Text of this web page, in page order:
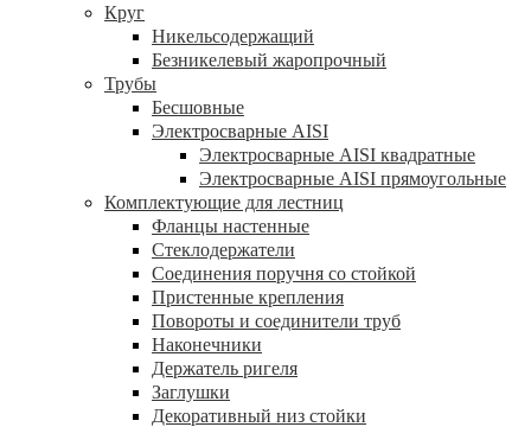
Круг
Никельсодержащий
Безникелевый жаропрочный
Трубы
Бесшовные
Электросварные AISI
Электросварные AISI квадратные
Электросварные AISI прямоугольные
Комплектующие для лестниц
Фланцы настенные
Стеклодержатели
Соединения поручня со стойкой
Пристенные крепления
Повороты и соединители труб
Наконечники
Держатель ригеля
Заглушки
Декоративный низ стойки